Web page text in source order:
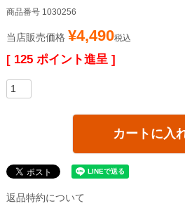
商品番号 1030256
当店販売価格 ¥4,490税込
[ 125 ポイント進呈 ]
カートに入
返品特約について